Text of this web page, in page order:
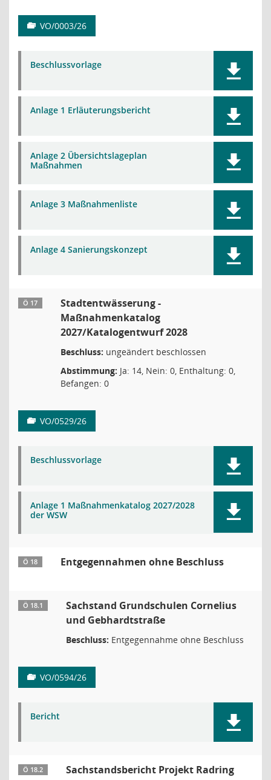
VO/0003/26
Beschlussvorlage
Anlage 1 Erläuterungsbericht
Anlage 2 Übersichtslageplan
Maßnahmen
Anlage 3 Maßnahmenliste
Anlage 4 Sanierungskonzept
Ö 17
Stadtentwässerung -
Maßnahmenkatalog
2027/Katalogentwurf 2028
Beschluss: ungeändert beschlossen
Abstimmung: Ja: 14, Nein: 0, Enthaltung: 0,
Befangen: 0
VO/0529/26
Beschlussvorlage
Anlage 1 Maßnahmenkatalog 2027/2028
der WSW
Ö 18 Entgegennahmen ohne Beschluss
Ö 18.1
Sachstand Grundschulen Cornelius
und Gebhardtstraße
Beschluss: Entgegennahme ohne Beschluss
VO/0594/26
Bericht
Ö 18.2 Sachstandsbericht Projekt Radring